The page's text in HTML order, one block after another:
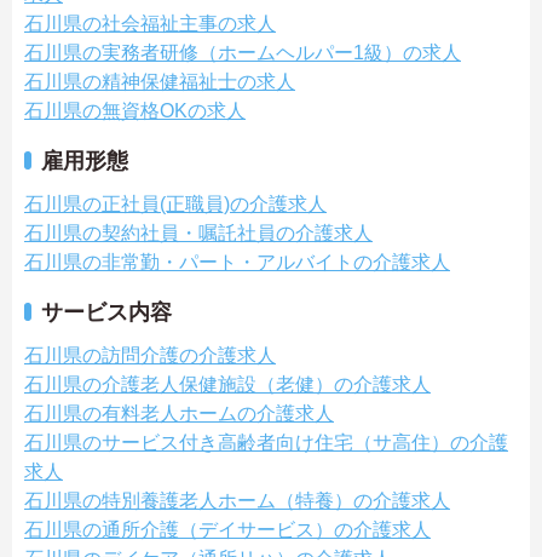
石川県の社会福祉主事の求人
石川県の実務者研修（ホームヘルパー1級）の求人
石川県の精神保健福祉士の求人
石川県の無資格OKの求人
雇用形態
石川県の正社員(正職員)の介護求人
石川県の契約社員・嘱託社員の介護求人
石川県の非常勤・パート・アルバイトの介護求人
サービス内容
石川県の訪問介護の介護求人
石川県の介護老人保健施設（老健）の介護求人
石川県の有料老人ホームの介護求人
石川県のサービス付き高齢者向け住宅（サ高住）の介護
求人
石川県の特別養護老人ホーム（特養）の介護求人
石川県の通所介護（デイサービス）の介護求人